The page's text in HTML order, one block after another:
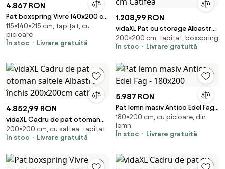
4.867 RON
Pat boxspring Vivre 140x200 cm
Soft 17
115×140×215 cm, tapițat, cu
picioare
În stoc
Livrare gratuită
1.208,99 RON
vidaXL Pat cu storage Albastru
închis 200 x 200 cm Catifea
200×200 cm, tapițat, boxspring
În stoc
Livrare gratuită
4.852,99 RON
vidaXL Cadru de pat otoman
saltele Albastru închis
200x200cm catifea
200×200 cm, cu saltea, tapițat
În stoc
Livrare gratuită
5.987 RON
Pat lemn masiv Antico Edel Fag -
180x200
180×200 cm, cu picioare, din
lemn
În stoc
Livrare gratuită